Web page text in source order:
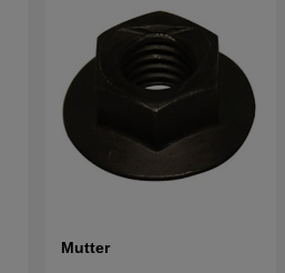
Mutter